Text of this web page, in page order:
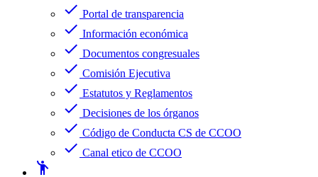
check Portal de transparencia
check Información económica
check Documentos congresuales
check Comisión Ejecutiva
check Estatutos y Reglamentos
check Decisiones de los órganos
check Código de Conducta CS de CCOO
check Canal etico de CCOO
emoji_people